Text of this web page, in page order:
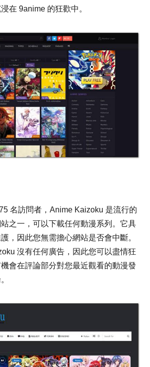
在 9anime 的狂歡中。
名訪問者，Anime Kaizoku 是流行的
之一，可以下載任何動漫系列。它具
，因此您無需擔心網站是否會中斷。
沒有任何廣告，因此您可以盡情狂
會在評論部分對您最近觀看的動漫發